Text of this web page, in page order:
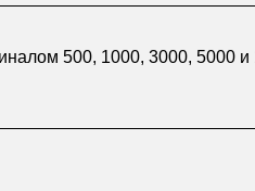
500, 1000, 3000, 5000 и